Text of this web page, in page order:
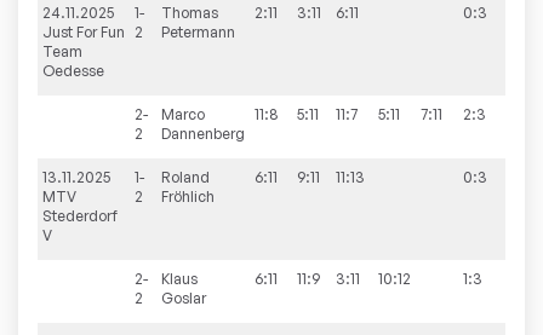
24.11.2025
Just For Fun
Team
Oedesse
1-
2
Thomas
Petermann
2:11 3:11 6:11 0:3
2-
2
Marco
Dannenberg
11:8 5:11 11:7 5:11 7:11 2:3
13.11.2025
MTV
Stederdorf
V
1-
2
Roland
Fröhlich
6:11 9:11 11:13 0:3
2-
2
Klaus
Goslar
6:11 11:9 3:11 10:12 1:3